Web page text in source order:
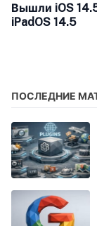
Вышли iOS
iPadOS 14.5
ПОСЛЕДНИЕ